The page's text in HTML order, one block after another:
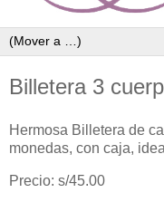
Billetera 3
Hermosa Billetera de
monedas, con caja,
Precio: s/45.00